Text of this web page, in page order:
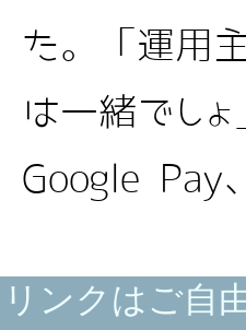
た。「運用
は一緒でし
Google Pay
リンクはご自